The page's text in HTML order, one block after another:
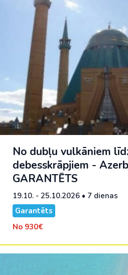
No dubļu vulkāniem
debesskrāpjiem -
GARANTĒTS
19.10. - 25.10.2026 • 7 dienas
Garantēts
No 930€